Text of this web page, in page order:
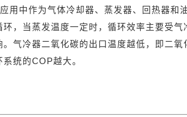
用中作为气体冷却器、蒸发器、回热器和油
，当蒸发温度一定时，循环效率主要受气
气冷器二氧化碳的出口温度越低，即二氧
统的COP越大。